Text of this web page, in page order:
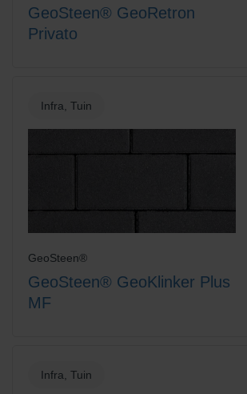
GeoSteen® GeoRetron
Privato
Infra, Tuin
GeoSteen®
GeoSteen® GeoKlinker Plus
MF
Infra, Tuin